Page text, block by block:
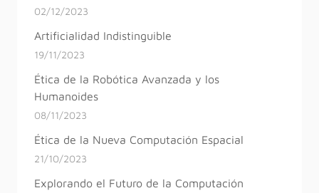
02/12/2023
Artificialidad Indistinguible
19/11/2023
Ética de la Robótica Avanzada y los
Humanoides
08/11/2023
Ética de la Nueva Computación Espacial
21/10/2023
Explorando el Futuro de la Computación